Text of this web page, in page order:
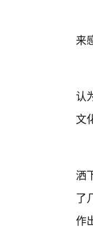
来
认
文
洒
了
作